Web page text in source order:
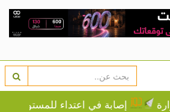
إصابة في اعتداء للمستوطنين في بيت